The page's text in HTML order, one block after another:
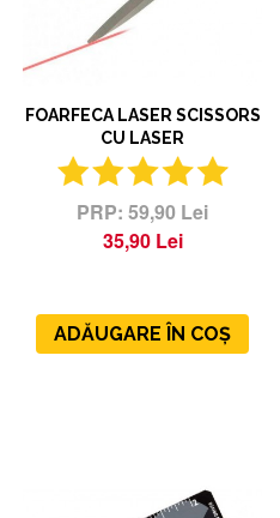
FOARFECA LASER SCISSORS
CU LASER
59,90 Lei
35,90 Lei
ADĂUGARE ÎN COȘ